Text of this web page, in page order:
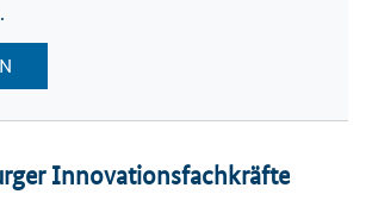
Innovationsfachkräfte